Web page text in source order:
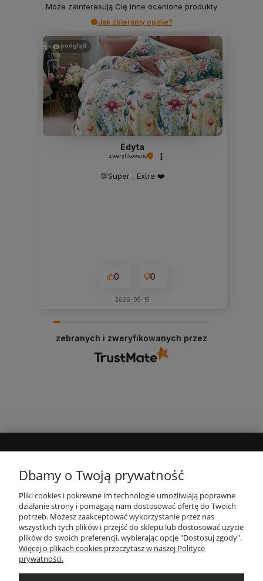
Może zainteresują Cię inne ocenione produkty
Jak zbieramy opinie?
podgląd
Edyta
zweryfikowano
💯Super , Extra ❤️
0 0
2026-05-15
zebranych i zweryfikowanych przez
INFORMACJE
PŁATNOŚCI I DOSTAWA
O NAS
Dbamy o Twoją prywatność
Pliki cookies i pokrewne im technologie umożliwiają poprawne
działanie strony i pomagają nam dostosować ofertę do Twoich
potrzeb. Możesz zaakceptować wykorzystanie przez nas
wszystkich tych plików i przejść do sklepu lub dostosować użycie
plików do swoich preferencji, wybierając opcję "Dostosuj zgody".
Więcej o plikach cookies przeczytasz w naszej Polityce
prywatności.